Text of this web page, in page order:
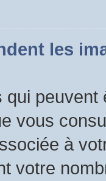
les
qui
vous
à
votre